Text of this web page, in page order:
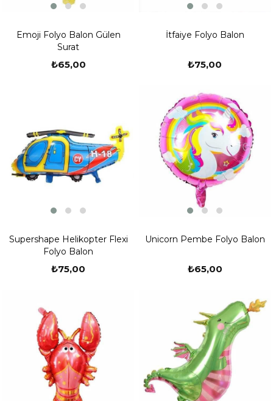
Emoji Folyo Balon Gülen
Surat
₺65,00
İtfaiye Folyo Balon
₺75,00
Supershape Helikopter Flexi
Folyo Balon
₺75,00
Unicorn Pembe Folyo Balon
₺65,00